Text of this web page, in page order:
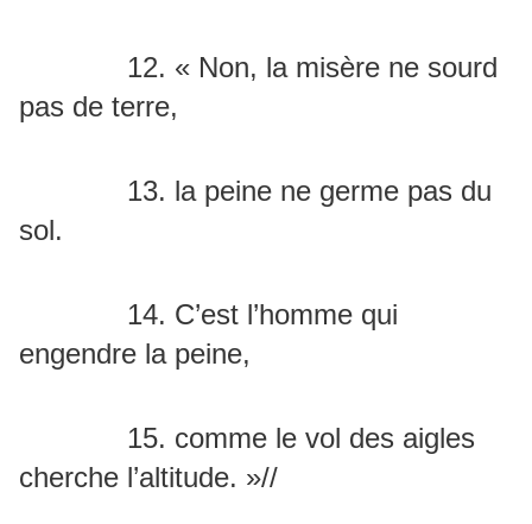
12. « Non, la misère ne sourd
pas de terre,
13. la peine ne germe pas du
sol.
14. C’est l’homme qui
engendre la peine,
15. comme le vol des aigles
cherche l’altitude. »//